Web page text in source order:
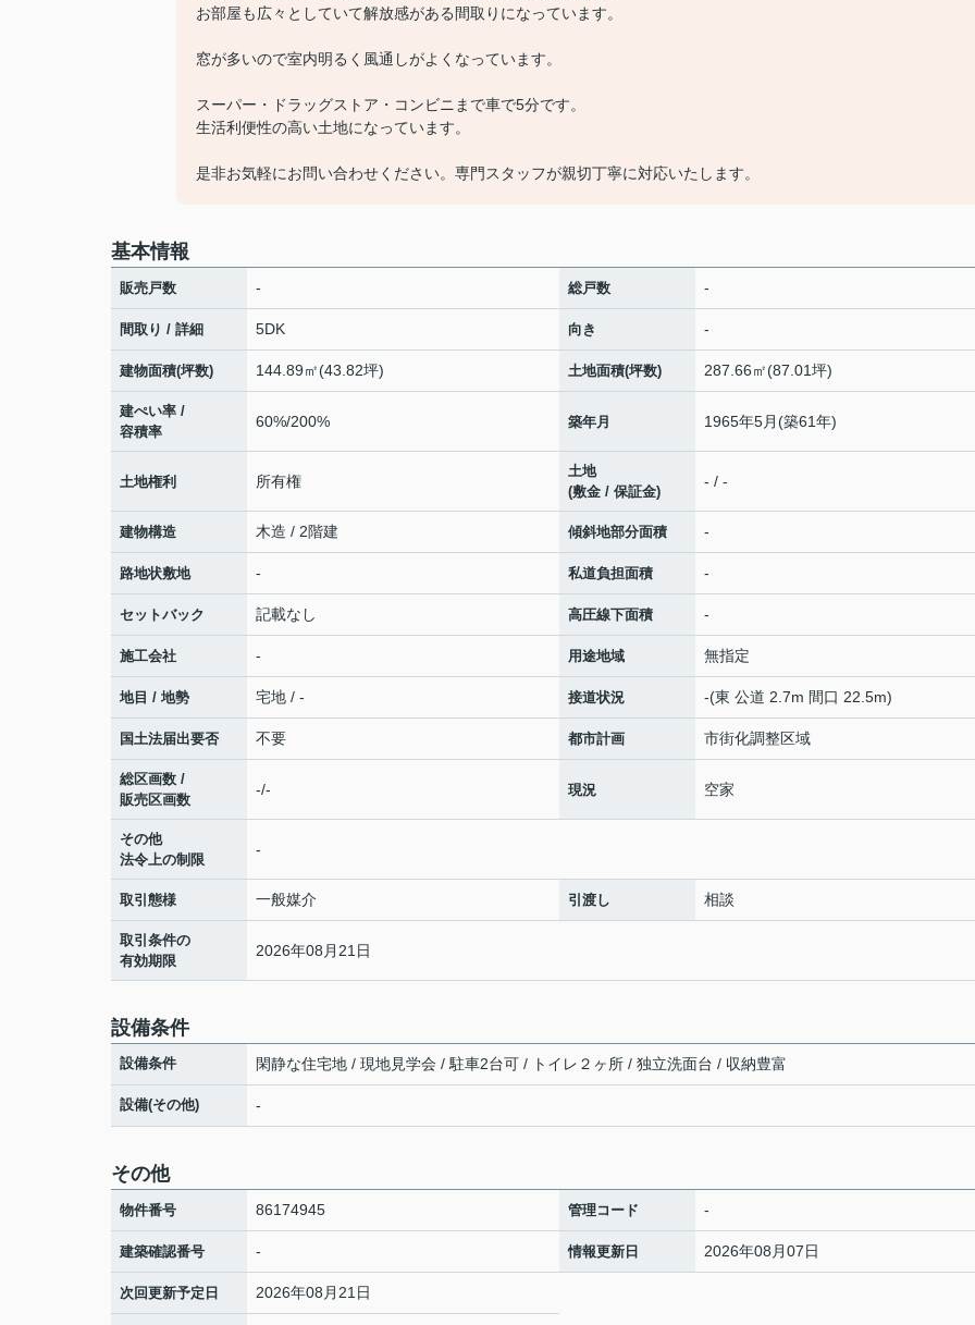
お部屋も広々としていて解放感がある間取りになっています。
窓が多いので室内明るく風通しがよくなっています。
スーパー・ドラッグストア・コンビニまで車で5分です。
生活利便性の高い土地になっています。
是非お気軽にお問い合わせください。専門スタッフが親切丁寧に対応いたします。
基本情報
販売戸数 - 総戸数 -
間取り / 詳細 5DK 向き -
建物面積(坪数) 144.89㎡(43.82坪) 土地面積(坪数) 287.66㎡(87.01坪)
建ぺい率 /
容積率
60%/200% 築年月 1965年5月(築61年)
土地権利 所有権
土地
(敷金 / 保証金)
- / -
建物構造 木造 / 2階建 傾斜地部分面積 -
路地状敷地 - 私道負担面積 -
セットバック 記載なし 高圧線下面積 -
施工会社 - 用途地域 無指定
地目 / 地勢 宅地 / - 接道状況 -(東 公道 2.7m 間口 22.5m)
国土法届出要否 不要 都市計画 市街化調整区域
総区画数 /
販売区画数
-/- 現況 空家
その他
法令上の制限
-
取引態様 一般媒介 引渡し 相談
取引条件の
有効期限
2026年08月21日
設備条件
設備条件 閑静な住宅地 / 現地見学会 / 駐車2台可 / トイレ２ヶ所 / 独立洗面台 / 収納豊富
設備(その他) -
その他
物件番号 86174945 管理コード -
建築確認番号 - 情報更新日 2026年08月07日
次回更新予定日 2026年08月21日